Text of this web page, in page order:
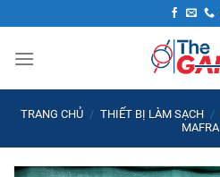
to
content
TRANG CHỦ / THIẾT BỊ LÀM SẠCH /
MAFRA